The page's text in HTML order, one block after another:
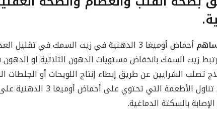
أحماض أوميغا 3 الدهنية في زيت السمك في
زيت السمك بانخفاض مستويات الدهون الثلاثية او
تصلب الشرايين عن طريق إبطاء إنتاج اللويحات أو الجلطات
الدراسات كندية إلى أن تناول الأطعمة
بالسكتة الدماغية.